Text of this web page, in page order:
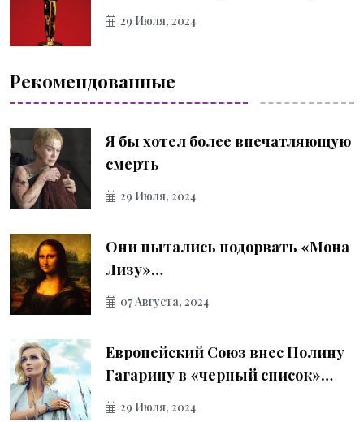
29 Июля, 2024
Рекомендованные
Я бы хотел более впечатляющую
смерть
29 Июля, 2024
Они пытались подорвать «Мона
Лизу»…
07 Августа, 2024
Европейский Союз внес Полину
Гагарину в «черный список»…
29 Июля, 2024